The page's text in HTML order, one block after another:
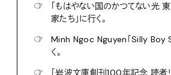
☞
「もはやない国のかつてない光
家たち」に行く。
☞
Minh Ngoc Nguyen「Silly Boy
く。
☞
「岩波文庫創刊100年記念 読者